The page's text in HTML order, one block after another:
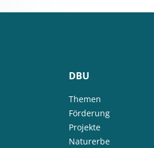
DBU
Themen
Förderung
Projekte
Naturerbe